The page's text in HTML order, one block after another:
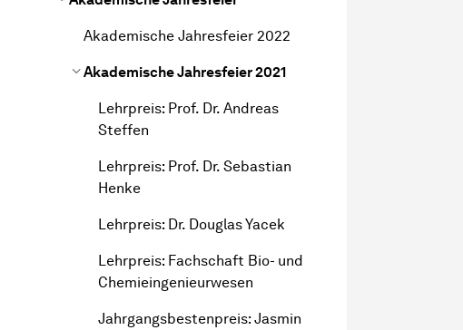
Akademische Jahresfeier 2022
Akademische Jahresfeier 2021
Lehrpreis: Prof. Dr. Andreas
Steffen
Lehrpreis: Prof. Dr. Sebastian
Henke
Lehrpreis: Dr. Douglas Yacek
Lehrpreis: Fachschaft Bio- und
Chemieingenieurwesen
Jahr­gangs­besten­preis: Jasmin